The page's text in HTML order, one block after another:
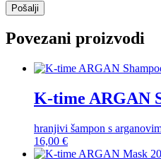
Povezani proizvodi
K-time ARGAN
hranjivi šampon s
16,00 €